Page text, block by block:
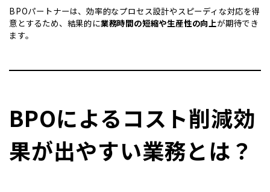
BPOパートナーは、効率的なプロセス設計やスピーディな対応を得
意とするため、結果的に業務時間の短縮や生産性の向上が期待でき
ます。
BPOによるコスト削減効
果が出やすい業務とは？